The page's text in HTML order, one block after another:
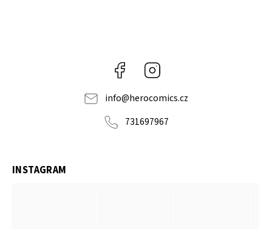
Facebook
info@herocomics.cz
731697967
INSTAGRAM